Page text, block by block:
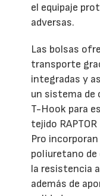
el equipaje
adversas.
Las bolsas
transporte
integradas y
un sistema de
T-Hook para
tejido
Pro
poliuretano
la resistencia
además de